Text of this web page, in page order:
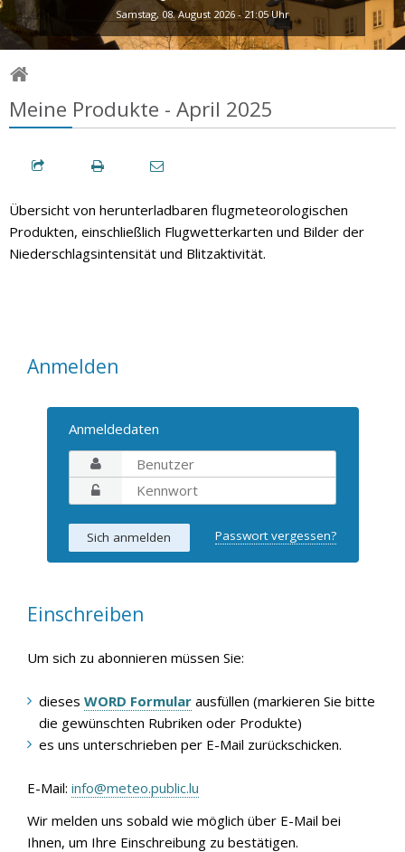
Samstag, 08. August 2026 - 21:05 Uhr
Meine Produkte - April 2025
Übersicht von herunterladbaren flugmeteorologischen
Produkten, einschließlich Flugwetterkarten und Bilder der
Niederschlagsintensität und Blitzaktivität.
Anmelden
Anmeldedaten
Passwort vergessen?
Einschreiben
Um sich zu abonnieren müssen Sie:
dieses WORD Formular ausfüllen (markieren Sie bitte
die gewünschten Rubriken oder Produkte)
es uns unterschrieben per E-Mail zurückschicken.
E-Mail: info@meteo.public.lu
Wir melden uns sobald wie möglich über E-Mail bei
Ihnen, um Ihre Einschreibung zu bestätigen.